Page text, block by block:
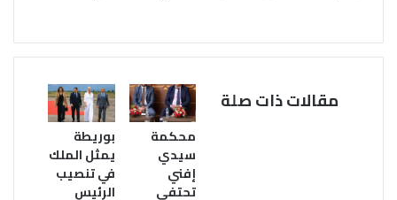
مقالات ذات صلة
محكمة
سيدي
إفني
تحتفي
بوريطة
يمثل الملك
في تنصيب
الرئيس